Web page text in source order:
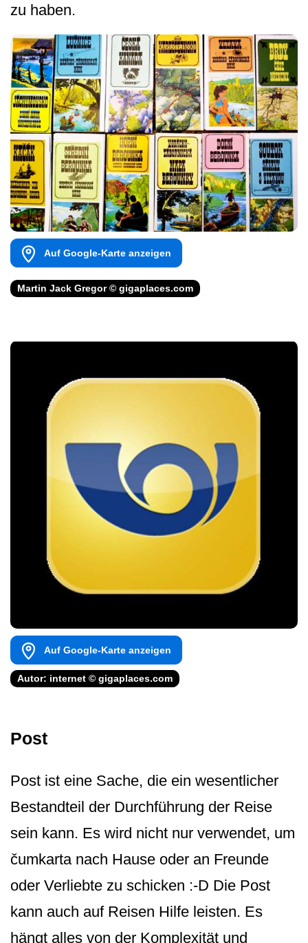
zu haben.
Auf Google-Karte anzeigen
Martin Jack Gregor © gigaplaces.com
Auf Google-Karte anzeigen
Autor: internet © gigaplaces.com
Post
Post ist eine Sache, die ein wesentlicher
Bestandteil der Durchführung der Reise
sein kann. Es wird nicht nur verwendet, um
čumkarta nach Hause oder an Freunde
oder Verliebte zu schicken :-D Die Post
kann auch auf Reisen Hilfe leisten. Es
hängt alles von der Komplexität und